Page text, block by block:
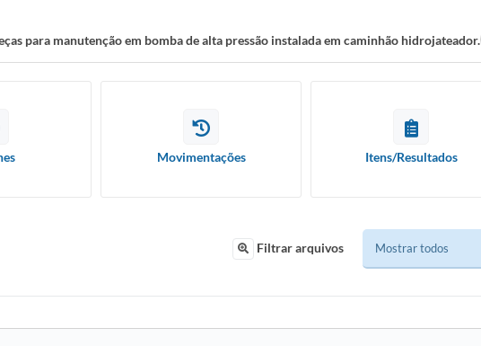
para manutenção em bomba de alta pressão instalada em caminhão hidrojateador.
Movimentações Itens/Resultados
Filtrar arquivos